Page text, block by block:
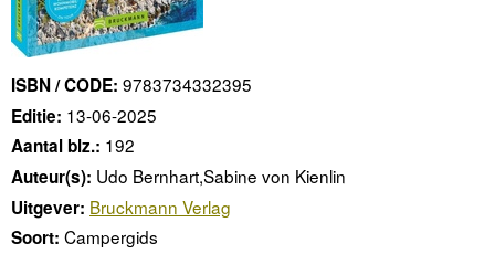
ISBN / CODE: 9783734332395
Editie: 13-06-2025
Aantal blz.: 192
Auteur(s): Udo Bernhart,Sabine von Kienlin
Uitgever: Bruckmann Verlag
Soort: Campergids